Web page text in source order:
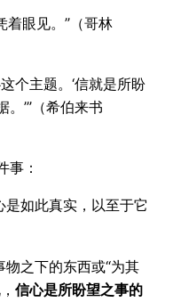
着眼见。”（哥林
个主题。‘信就是所盼
’”（希伯来书
事：
是如此真实，以至于它
物之下的东西或“为其
信心是所盼望之事的